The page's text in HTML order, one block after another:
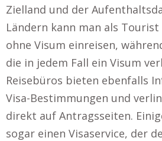
Zielland und der
Ländern kann man als
ohne Visum einreisen,
die in jedem Fall ein Visum
Reisebüros bieten ebenfalls
Visa-Bestimmungen und
direkt auf Antragsseiten.
sogar einen Visaservice, der